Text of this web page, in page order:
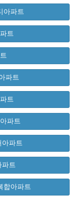
아파트
트
파트
트
파트
아파트
파트
합아파트